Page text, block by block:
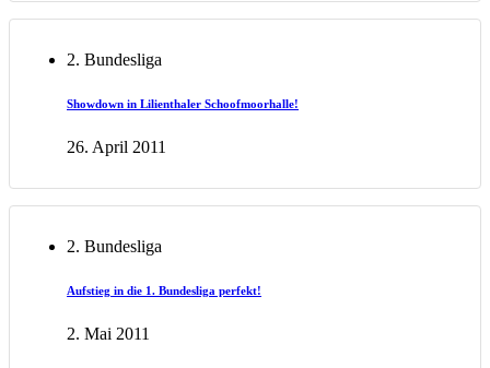
2. Bundesliga
Showdown in Lilienthaler Schoofmoorhalle!
26. April 2011
2. Bundesliga
Aufstieg in die 1. Bundesliga perfekt!
2. Mai 2011